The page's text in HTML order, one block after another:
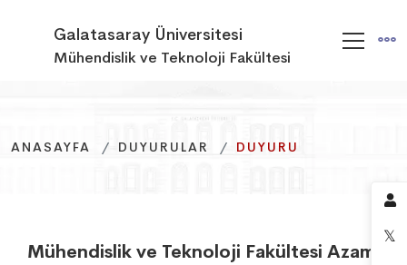
Galatasaray Üniversitesi
Mühendislik ve Teknoloji Fakültesi
ANASAYFA DUYURULAR DUYURU
ANASAYFA DUYURULAR DUYURU
ANASAYFA DUYURULAR DUYURU
Mühendislik ve Teknoloji Fakültesi Azami